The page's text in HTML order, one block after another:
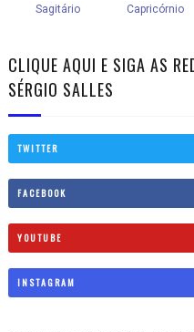
CLIQUE AQUI E SIGA AS
SÉRGIO SALLES
TWITTER
FACEBOOK
YOUTUBE
INSTAGRAM